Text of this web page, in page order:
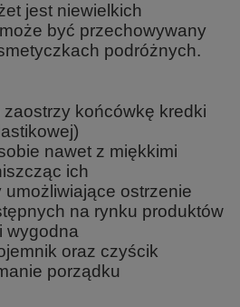
jest niewielkich
być przechowywany
podróżnych.
końcówkę kredki
nawet z miękkimi
ich
umożliwiające ostrzenie
na rynku produktów
wygodna
oraz czyścik
porządku